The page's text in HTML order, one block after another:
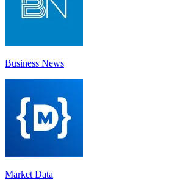
Business News
Market Data